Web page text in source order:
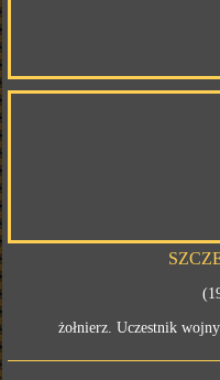
żołnierz. Uczestnik